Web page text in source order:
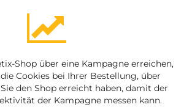
Shop über eine Kampagne erreichen,
Cookies bei Ihrer Bestellung, über
den Shop erreicht haben, damit der
der Kampagne messen kann.